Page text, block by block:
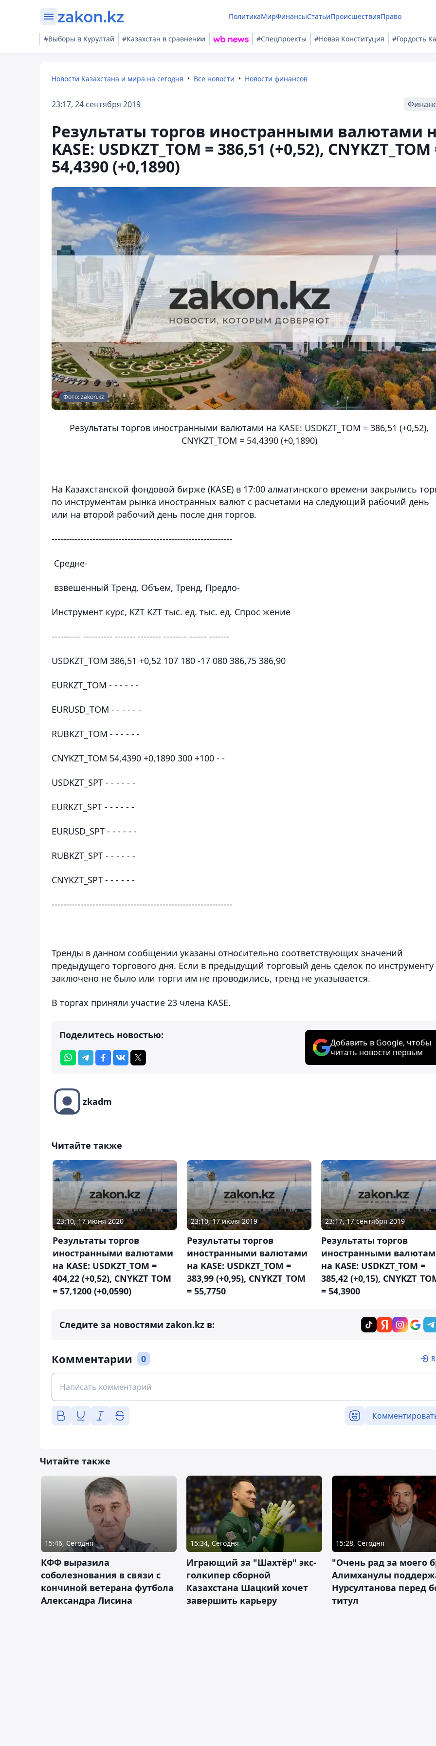
ПолитикаМирФинансыСтатьиПроисшествияПраво
#Выборы в Курултай #Казахстан в сравнении #Спецпроекты #Новая Конституция #Гордость
Новости Казахстана и мира на сегодня Все новости Новости финансов
23:17, 24 сентября 2019
Результаты торгов иностранными валютами
KASE: USDKZT_TOM = 386,51 (+0,52), CNYKZT_TOM
54,4390 (+0,1890)
Фото: zakon.kz
Результаты торгов иностранными валютами на KASE: USDKZT_TOM = 386,51 (+0,52),
CNYKZT_TOM = 54,4390 (+0,1890)
На Казахстанской фондовой бирже (KASE) в 17:00 алматинского времени закрылись
по инструментам рынка иностранных валют с расчетами на следующий рабочий день
или на второй рабочий день после дня торгов.
--------------------------------------------------------------
Средне-
взвешенный Тренд, Объем, Тренд, Предло-
Инструмент курс, KZT KZT тыс. ед. тыс. ед. Спрос жение
---------- ---------- ------- -------- -------- ------ -------
USDKZT_TOM 386,51 +0,52 107 180 -17 080 386,75 386,90
EURKZT_TOM - - - - - -
EURUSD_TOM - - - - - -
RUBKZT_TOM - - - - - -
CNYKZT_TOM 54,4390 +0,1890 300 +100 - -
USDKZT_SPT - - - - - -
EURKZT_SPT - - - - - -
EURUSD_SPT - - - - - -
RUBKZT_SPT - - - - - -
CNYKZT_SPT - - - - - -
--------------------------------------------------------------
Тренды в данном сообщении указаны относительно соответствующих значений
предыдущего торгового дня. Если в предыдущий торговый день сделок по инструменту
заключено не было или торги им не проводились, тренд не указывается.
В торгах приняли участие 23 члена KASE.
Поделитесь новостью:
Добавить в Google, чтобы
читать новости первым
zkadm
Читайте также
23:10, 17 июня 2020
Результаты торгов
иностранными валютами
на KASE: USDKZT_TOM =
404,22 (+0,52), CNYKZT_TOM
= 57,1200 (+0,0590)
23:10, 17 июля 2019
Результаты торгов
иностранными валютами
на KASE: USDKZT_TOM =
383,99 (+0,95), CNYKZT_TOM
= 55,7750
23:17, 17 сентября 2019
Результаты торгов
иностранными
на KASE: USDKZT_TOM =
385,42 (+0,15),
= 54,3900
Следите за новостями zakon.kz в:
Комментарии 0
Читайте также
15:46, Сегодня
КФФ выразила
соболезнования в связи с
кончиной ветерана футбола
Александра Лисина
15:34, Сегодня
Играющий за "Шахтёр" экс-
голкипер сборной
Казахстана Шацкий хочет
завершить карьеру
15:28, Сегодня
"Очень рад за моего
Алимханулы
Нурсултанова перед
титул